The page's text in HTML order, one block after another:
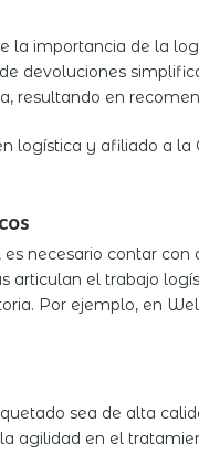
la importancia de la
devoluciones
resultando en
logística y afiliado a
necesario contar
articulan el trabajo
Por ejemplo, en
sea de alta
agilidad en el